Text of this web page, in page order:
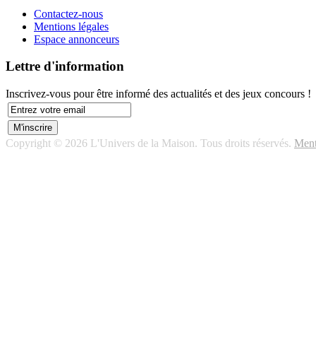
Contactez-nous
Mentions légales
Espace annonceurs
Lettre d'information
Inscrivez-vous pour être informé des actualités et des jeux concours !
Copyright © 2026 L'Univers de la Maison. Tous droits réservés.